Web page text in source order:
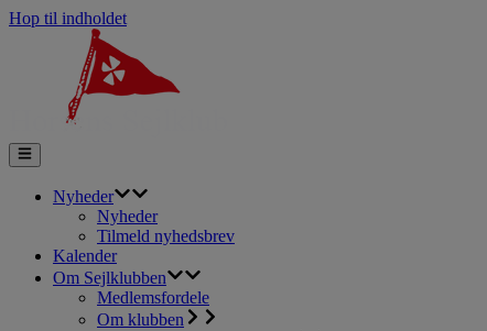
Hop til indholdet
Nyheder
Nyheder
Tilmeld nyhedsbrev
Kalender
Om Sejlklubben
Medlemsfordele
Om klubben